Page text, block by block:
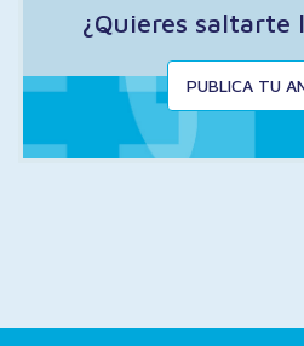
¿Quieres saltarte
PUBLICA TU